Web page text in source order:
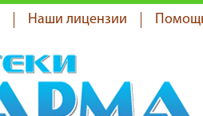
Наши лицензии